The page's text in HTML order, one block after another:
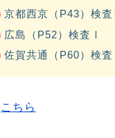
京都西京（P43）検
広島（P52）検査Ⅰ
佐賀共通（P60）検
こちら